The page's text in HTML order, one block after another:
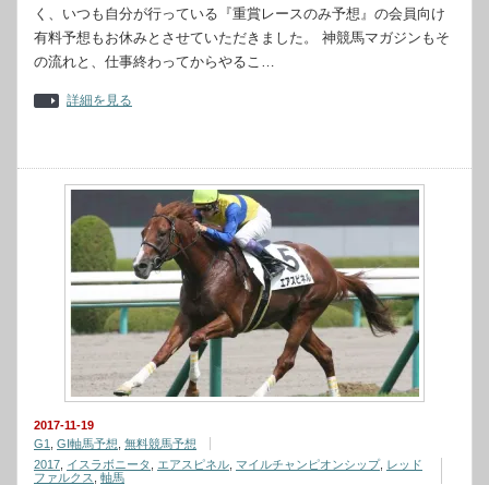
く、いつも自分が行っている『重賞レースのみ予想』の会員向け
有料予想もお休みとさせていただきました。 神競馬マガジンもそ
の流れと、仕事終わってからやるこ…
詳細を見る
2017-11-19
G1
GⅠ軸馬予想 無料競馬予想
2017 イスラボニータ エアスピネル マイルチャンピオンシップ, レッド
ファルクス
軸馬